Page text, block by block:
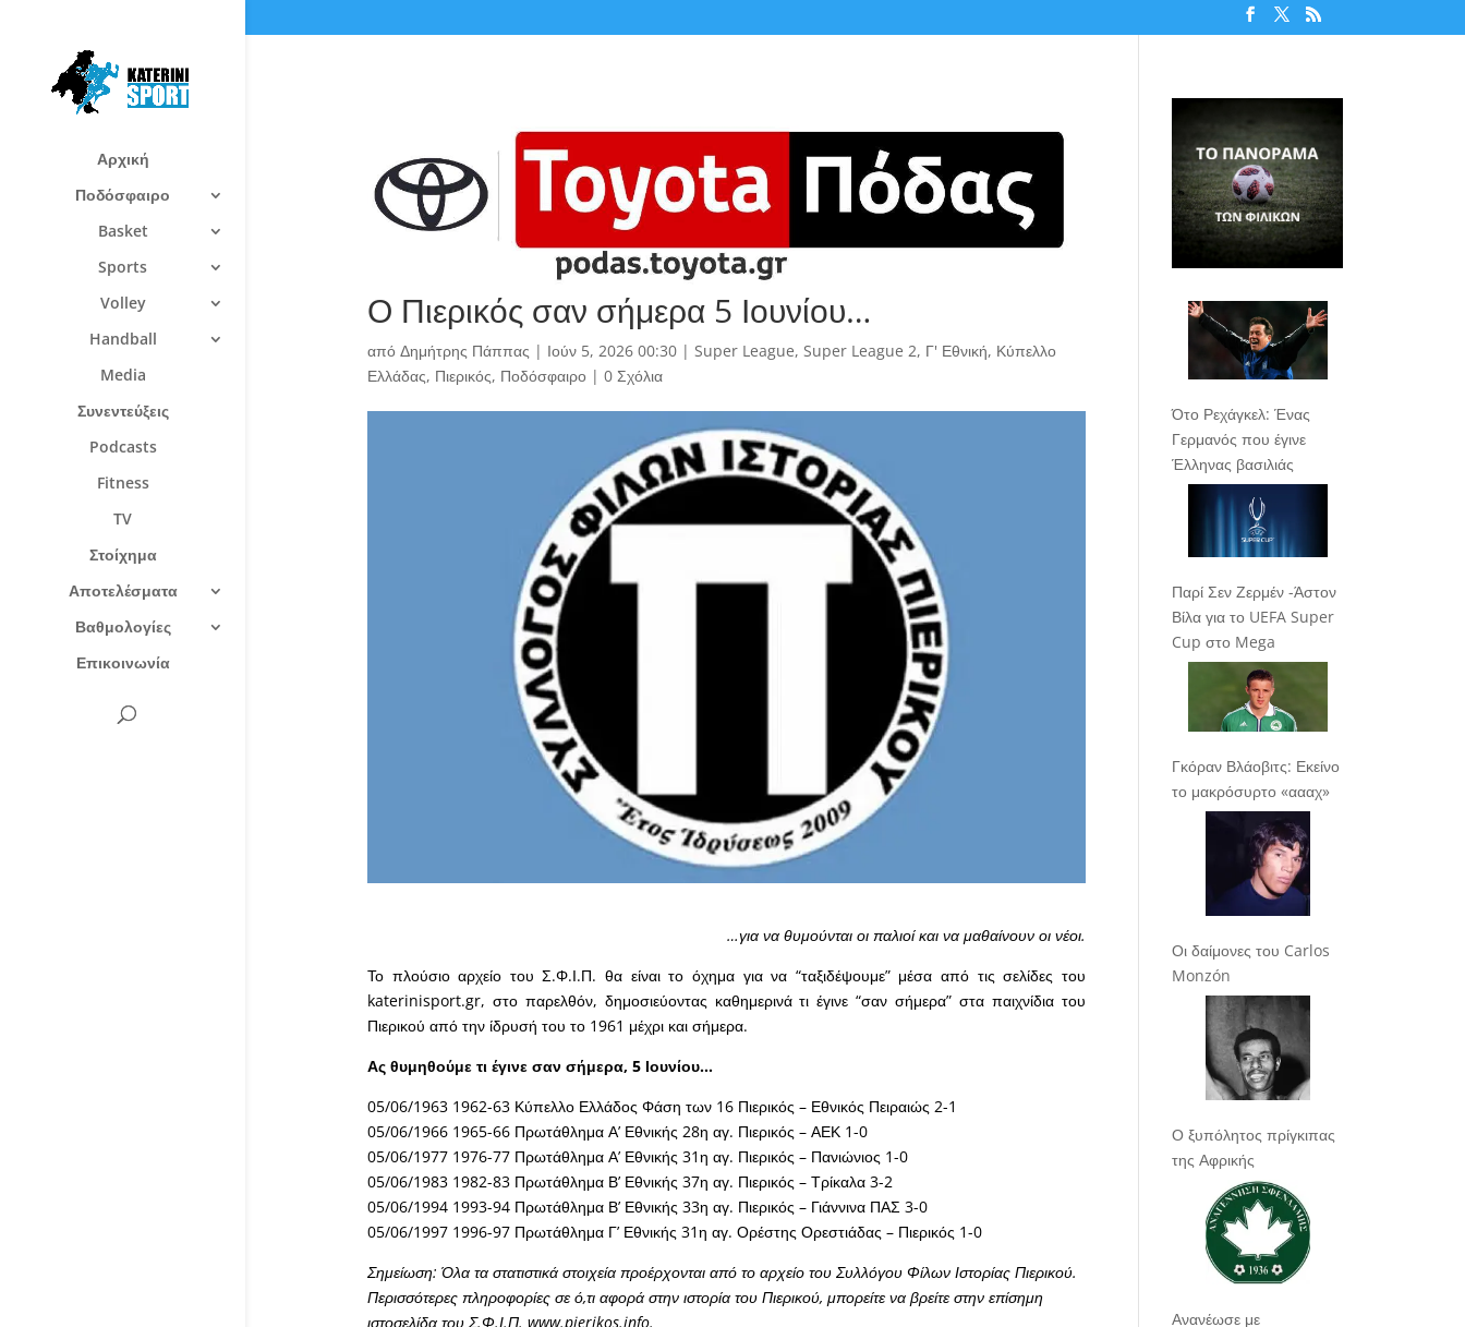
Αρχική
Ποδόσφαιρο
Basket
Sports
Volley
Handball
Media
Συνεντεύξεις
Podcasts
Fitness
TV
Στοίχημα
Αποτελέσματα
Βαθμολογίες
Επικοινωνία
Ο Πιερικός σαν σήμερα 5 Ιουνίου…
από Δημήτρης Πάππας | Ιούν 5, 2026 00:30| Super League, Super League 2, Γ' Εθνική, Κύπελλο
Ελλάδας, Πιερικός, Ποδόσφαιρο| 0 Σχόλια
…για να θυμούνται οι παλιοί και να μαθαίνουν οι νέοι.
Το πλούσιο αρχείο του Σ.Φ.Ι.Π. θα είναι το όχημα για να “ταξιδέψουμε” μέσα από τις σελίδες του
katerinisport.gr, στο παρελθόν, δημοσιεύοντας καθημερινά τι έγινε “σαν σήμερα” στα παιχνίδια του
Πιερικού από την ίδρυσή του το 1961 μέχρι και σήμερα.
Ας θυμηθούμε τι έγινε σαν σήμερα, 5 Ιουνίου…
05/06/1963 1962-63 Κύπελλο Ελλάδος Φάση των 16 Πιερικός – Εθνικός Πειραιώς 2-1
05/06/1966 1965-66 Πρωτάθλημα Α’ Εθνικής 28η αγ. Πιερικός – ΑΕΚ 1-0
05/06/1977 1976-77 Πρωτάθλημα Α’ Εθνικής 31η αγ. Πιερικός – Πανιώνιος 1-0
05/06/1983 1982-83 Πρωτάθλημα Β’ Εθνικής 37η αγ. Πιερικός – Τρίκαλα 3-2
05/06/1994 1993-94 Πρωτάθλημα Β’ Εθνικής 33η αγ. Πιερικός – Γιάννινα ΠΑΣ 3-0
05/06/1997 1996-97 Πρωτάθλημα Γ’ Εθνικής 31η αγ. Ορέστης Ορεστιάδας – Πιερικός 1-0
Σημείωση: Όλα τα στατιστικά στοιχεία προέρχονται από το αρχείο του Συλλόγου Φίλων Ιστορίας Πιερικού.
Περισσότερες πληροφορίες σε ό,τι αφορά στην ιστορία του Πιερικού, μπορείτε να βρείτε στην επίσημη
ιστοσελίδα του Σ.Φ.Ι.Π. www.pierikos.info.
Ότο Ρεχάγκελ: Ένας
Γερμανός που έγινε
Έλληνας βασιλιάς
Παρί Σεν Ζερμέν -Άστον
Βίλα για το UEFA Super
Cup στο Mega
Γκόραν Βλάοβιτς: Εκείνο
το μακρόσυρτο «αααχ»
Οι δαίμονες του Carlos
Monzón
Ο ξυπόλητος πρίγκιπας
της Αφρικής
Ανανέωσε με